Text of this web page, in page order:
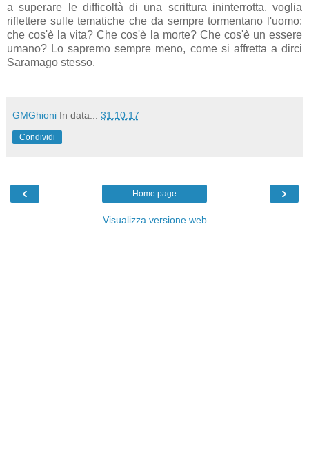
a superare le difficoltà di una scrittura ininterrotta, voglia
riflettere sulle tematiche che da sempre tormentano l'uomo:
che cos'è la vita? Che cos'è la morte? Che cos'è un essere
umano? Lo sapremo sempre meno, come si affretta a dirci
Saramago stesso.
GMGhioni In data... 31.10.17
Condividi
‹ ›
Home page
Visualizza versione web